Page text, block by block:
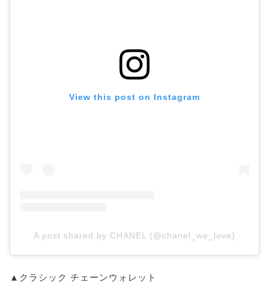
View this post on Instagram
A post shared by CHANEL (@chanel_we_love)
▲クラシック チェーンウォレット